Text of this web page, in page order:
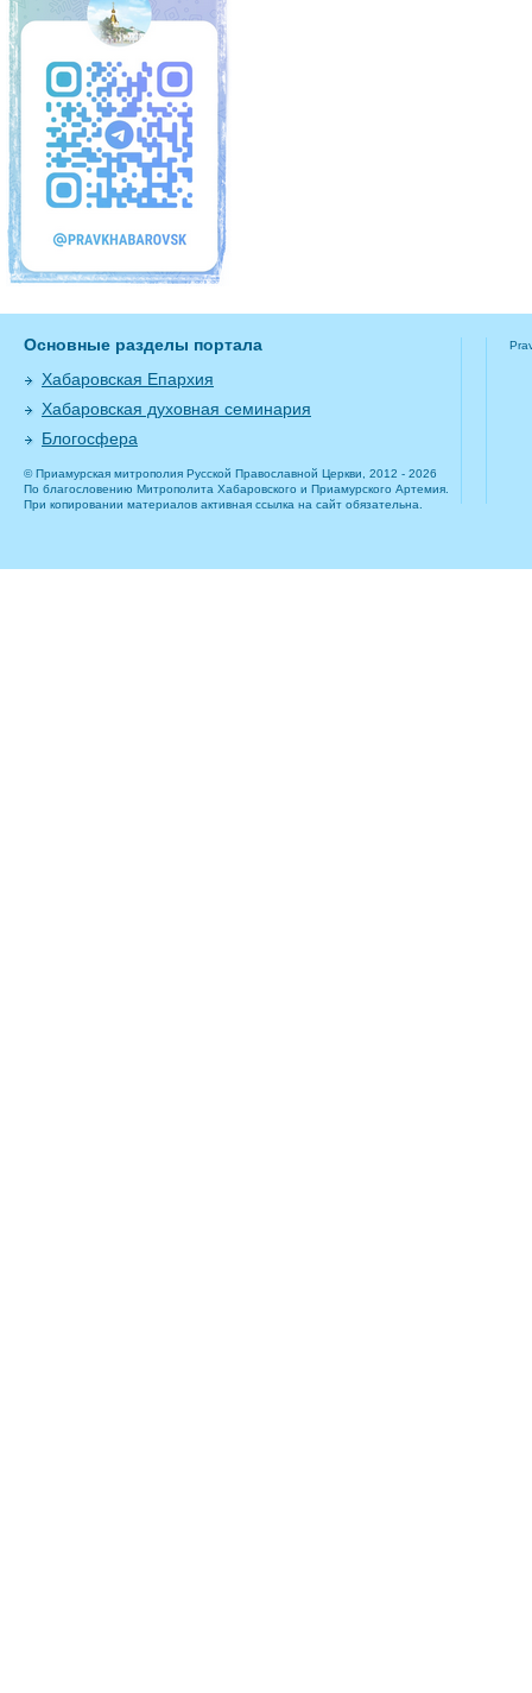
Основные разделы портала
Хабаровская Епархия
Хабаровская духовная семинария
Блогосфера
© Приамурская митрополия Русской Православной Церкви, 2012 - 2026
По благословению Митрополита Хабаровского и Приамурского Артемия.
При копировании материалов активная ссылка на сайт обязательна.